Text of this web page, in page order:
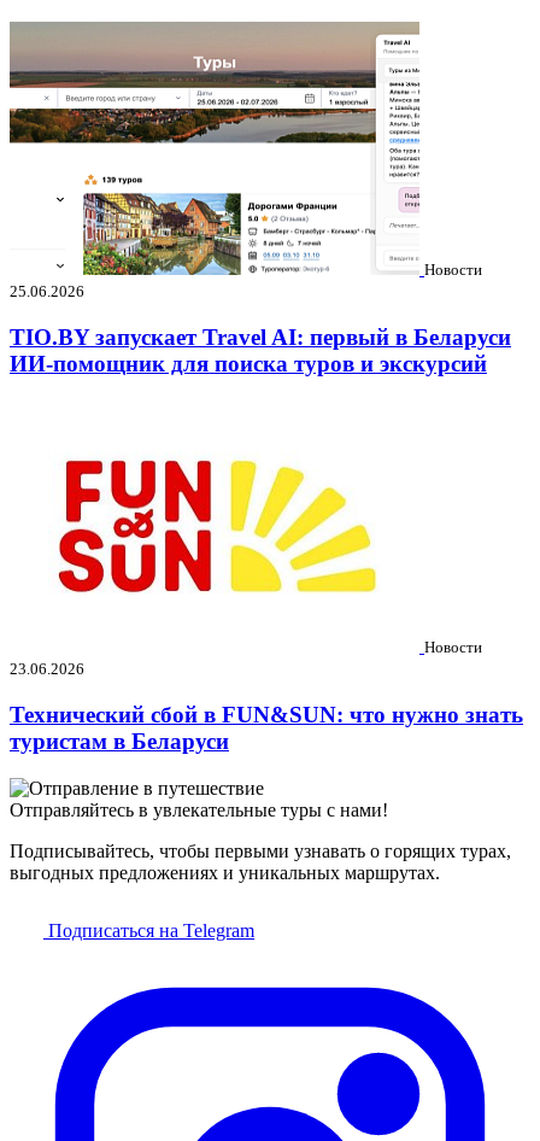
Новости
25.06.2026
TIO.BY запускает Travel AI: первый в Беларуси
ИИ-помощник для поиска туров и экскурсий
Новости
23.06.2026
Технический сбой в FUN&SUN: что нужно знать
туристам в Беларуси
Отправляйтесь в увлекательные туры с нами!
Подписывайтесь, чтобы первыми узнавать о горящих турах,
выгодных предложениях и уникальных маршрутах.
Подписаться на Telegram